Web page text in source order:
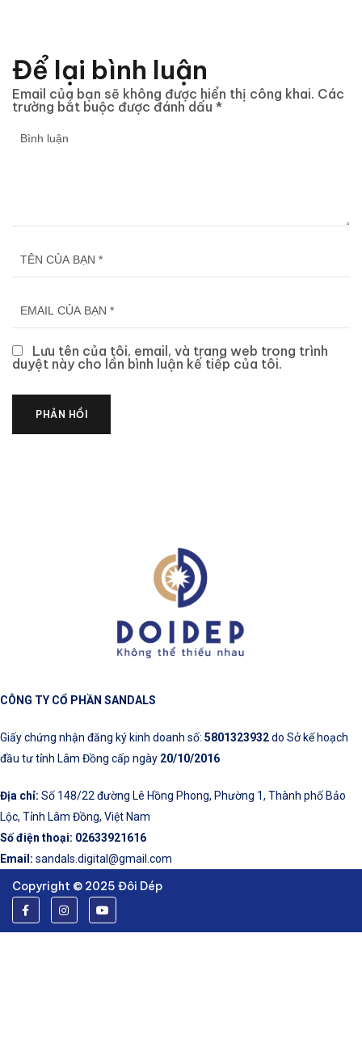
Để lại bình luận
Email của bạn sẽ không được hiển thị công khai. Các
trường bắt buộc được đánh dấu *
Lưu tên của tôi, email, và trang web trong trình
duyệt này cho lần bình luận kế tiếp của tôi.
CÔNG TY CỔ PHẦN SANDALS
Giấy chứng nhận đăng ký kinh doanh số: 5801323932do Sở kế hoạch
đầu tư tỉnh Lâm Đồng cấp ngày 20/10/2016
Địa chỉ: Số 148/22 đường Lê Hồng Phong, Phường 1, Thành phố Bảo
Lộc, Tỉnh Lâm Đồng, Việt Nam
Số điện thoại: 02633921616
Email: sandals.digital@gmail.com
Copyright © 2025 Đôi Dép